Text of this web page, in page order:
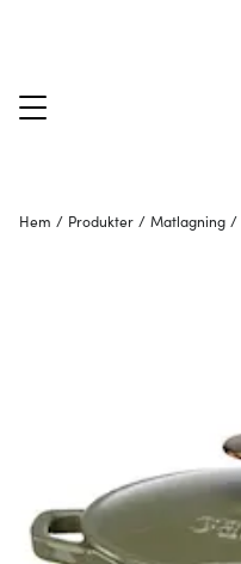
Hem / Produkter / Matlagning /